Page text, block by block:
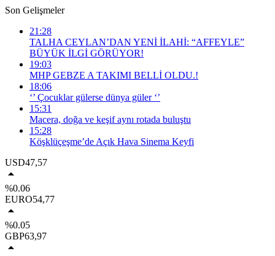
Son Gelişmeler
21:28
TALHA CEYLAN’DAN YENİ İLAHİ: “AFFEYLE”
BÜYÜK İLGİ GÖRÜYOR!
19:03
MHP GEBZE A TAKIMI BELLİ OLDU.!
18:06
‘’ Çocuklar gülerse dünya güler ‘’
15:31
Macera, doğa ve keşif aynı rotada buluştu
15:28
Köşklüçeşme’de Açık Hava Sinema Keyfi
USD47,57
%0.06
EURO54,77
%0.05
GBP63,97